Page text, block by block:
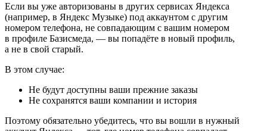
Если вы уже авторизованы в других сервисах Яндекса
(например, в Яндекс Музыке) под аккаунтом с другим
номером телефона, не совпадающим с вашим номером
в профиле Базисмеда, — вы попадёте в новый профиль,
а не в свой старый.
В этом случае:
Не будут доступны ваши прежние заказы
Не сохранятся ваши компании и история
Поэтому обязательно убедитесь, что вы вошли в нужный